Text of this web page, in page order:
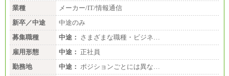
業種
メーカー/IT/情報通信
新卒／中途
中途のみ
募集職種
中途： さまざまな職種・ビジネ…
雇用形態
中途： 正社員
勤務地
中途： ポジションごとには異な…